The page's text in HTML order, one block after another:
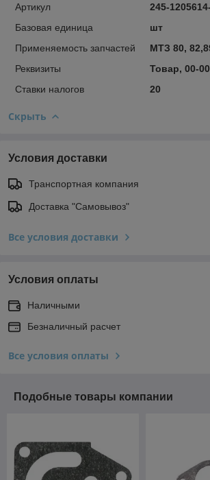
Артикул
245-
Базовая единица
шт
Применяемость запчастей
МТЗ 80,
Реквизиты
Товар, 00-
Ставки налогов
20
Скрыть
Условия доставки
Транспортная компания
Доставка "Самовывоз"
Все условия доставки
Условия оплаты
Наличными
Безналичный расчет
Все условия оплаты
Подобные товары компании